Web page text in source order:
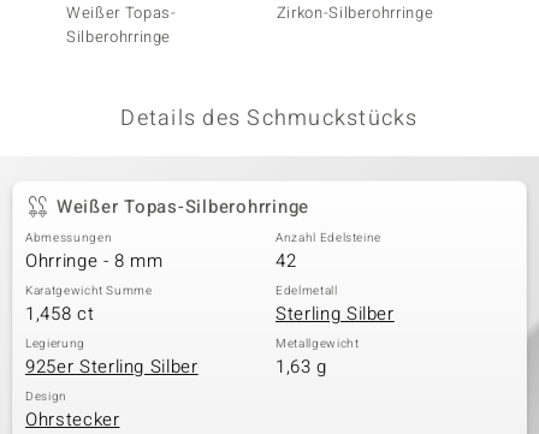
Classics
Weißer Topas-
Silberohrringe
Zirkon-Silberohrringe
Details des Schmuckstücks
Weißer Topas-Silberohrringe
Abmessungen
Ohrringe - 8 mm
Anzahl Edelsteine
42
Karatgewicht Summe
1,458 ct
Edelmetall
Sterling Silber
Legierung
925er Sterling Silber
Metallgewicht
1,63 g
Design
Ohrstecker